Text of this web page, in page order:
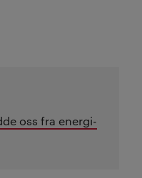
oss fra energi­